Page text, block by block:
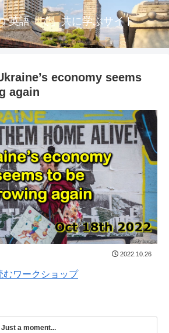
英語「で」共に学ぶサイト
economy seems
again
2022.10.26
むワークショップ
Just a moment...